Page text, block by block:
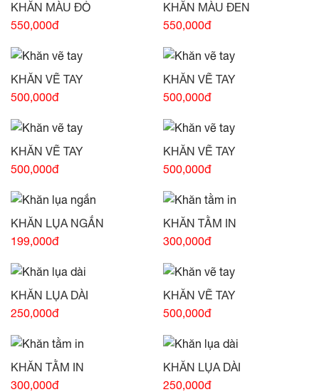
KHĂN MÀU ĐỎ
550,000đ
KHĂN MÀU ĐEN
550,000đ
KHĂN VẼ TAY
500,000đ
KHĂN VẼ TAY
500,000đ
KHĂN VẼ TAY
500,000đ
KHĂN VẼ TAY
500,000đ
KHĂN LỤA NGẮN
199,000đ
KHĂN TẰM IN
300,000đ
KHĂN LỤA DÀI
250,000đ
KHĂN VẼ TAY
500,000đ
KHĂN TẰM IN
300,000đ
KHĂN LỤA DÀI
250,000đ